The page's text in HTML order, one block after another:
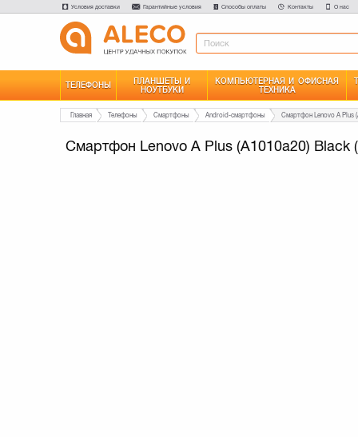
Условия доставки Гарантийные условия Способы оплаты Контакты О нас
ТЕЛЕФОНЫ
ПЛАНШЕТЫ И
НОУТБУКИ
КОМПЬЮТЕРНАЯ И ОФИСНАЯ
ТЕХНИКА
Главная Телефоны Смартфоны Android-смартфоны
Смартфон Lenovo A Plus (A1010a20) Black